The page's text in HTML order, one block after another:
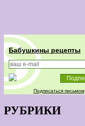
Бабушкины рецепты
Подписаться письмом
РУБРИКИ